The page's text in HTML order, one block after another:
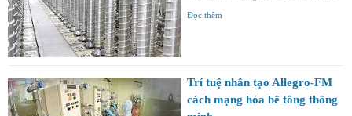
Đọc thêm
Trí tuệ nhân tạo Allegro-FM
cách mạng hóa bê tông thông